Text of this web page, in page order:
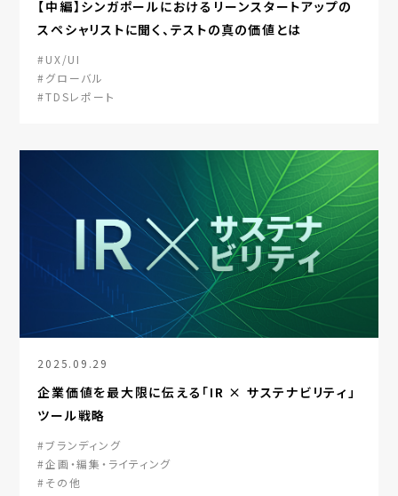
【中編】シンガポールにおけるリーンスタートアップの
スペシャリストに聞く、テストの真の価値とは
#UX/UI
#グローバル
#TDSレポート
2025.09.29
企業価値を最大限に伝える「IR × サステナビリティ」
ツール戦略
#ブランディング
#企画・編集・ライティング
#その他